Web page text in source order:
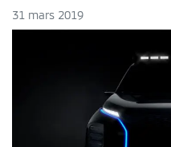
31 mars 2019